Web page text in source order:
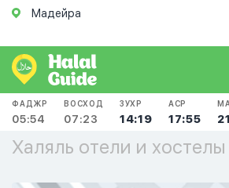
Мадейра
ФАДЖР
05:54
ВОСХОД
07:23
ЗУХР
14:19
АСР
17:55
Халяль отели и